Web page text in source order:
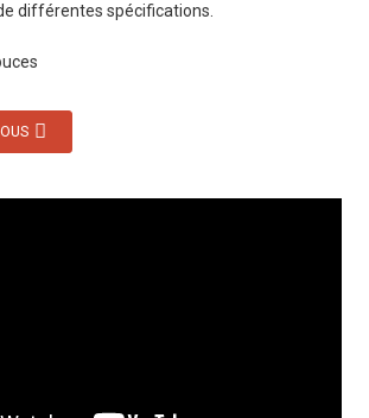
différentes spécifications.